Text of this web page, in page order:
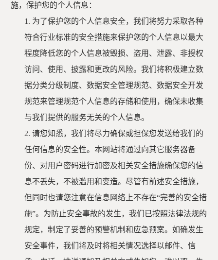
施，保护您的个人信息：
1. 为了保护您的个人信息安全，我们将努力采取各种
符合行业标准的安全措施来保护您的个人信息以最大
程度降低您的个人信息被毁损、盗用、泄露、非授权
访问、使用、披露和更改的风险。我们将积极建立数
据分类分级制度、数据安全管理规范、数据安全开发
规范来管理规范个人信息的存储和使用，确保未收集
与我们提供的服务无关的个人信息。
2.请您知悉，我们将尽力确保或担保您发送给我们的
任何信息的安全性。本网站将通过向其它服务器备
份、对用户密码进行加密及相关安全措施确保您的信
息不丢失，不被滥用和变造。尽管有前述安全措施，
但同时也请您注意在信息网络上不存在“完善的安全措
施”。为防止安全事故的发生，我们已按照法律法规的
规定，制定了妥善的预警机制和应急预案。如确发生
安全事件，我们将及时将相关情况选择以邮件、信